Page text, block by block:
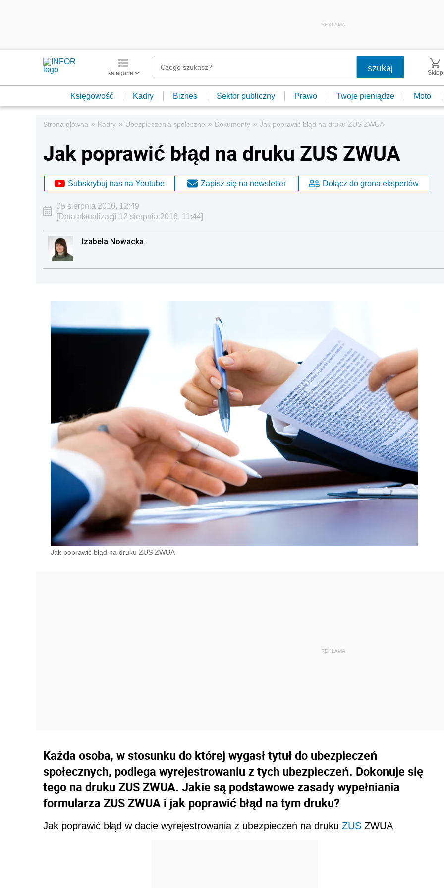
REKLAMA
Kategorie Sklep
Księgowość Kadry Biznes Sektor publiczny Prawo Twoje pieniądze Moto
Strona główna » Kadry » Ubezpieczenia społeczne » Dokumenty » Jak poprawić błąd na druku ZUS ZWUA
Jak poprawić błąd na druku ZUS ZWUA
Subskrybuj nas na Youtube Zapisz się na newsletter Dołącz do grona ekspertów
05 sierpnia 2016, 12:49
[Data aktualizacji 12 sierpnia 2016, 11:44]
Izabela Nowacka
Jak poprawić błąd na druku ZUS ZWUA
Każda osoba, w stosunku do której wygasł tytuł do ubezpieczeń
społecznych, podlega wyrejestrowaniu z tych ubezpieczeń. Dokonuje się
tego na druku ZUS ZWUA. Jakie są podstawowe zasady wypełniania
formularza ZUS ZWUA i jak poprawić błąd na tym druku?
Jak poprawić błąd w dacie wyrejestrowania z ubezpieczeń na druku ZUS ZWUA